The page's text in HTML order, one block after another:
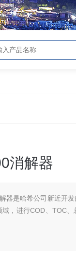
消解器
器是哈希公司新近开
，进行COD、TOC